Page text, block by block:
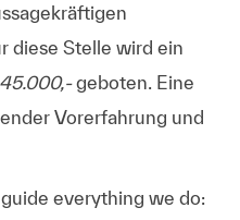
diese Stelle wird ein
45.000,-geboten. Eine
Vorerfahrung und
everything we do: